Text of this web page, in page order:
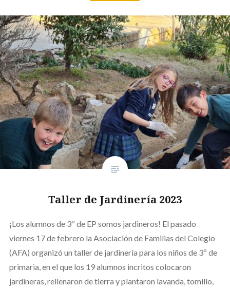
Taller de Jardinería 2023
¡Los alumnos de 3º de EP somos jardineros! El pasado
viernes 17 de febrero la Asociación de Familias del Colegio
(AFA) organizó un taller de jardinería para los niños de 3º de
primaria, en el que los 19 alumnos incritos colocaron
jardineras, rellenaron de tierra y plantaron lavanda, tomillo,